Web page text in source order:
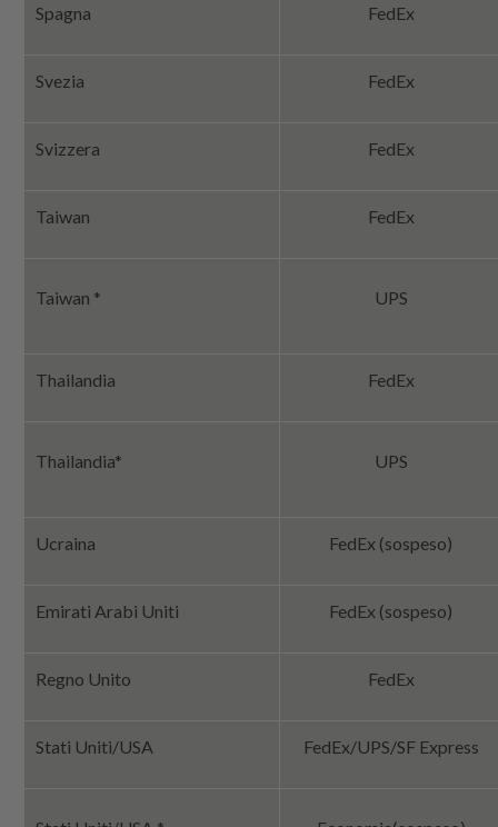
Spagna FedEx
Svezia FedEx
Svizzera FedEx
Taiwan FedEx
Taiwan * UPS
Thailandia FedEx
Thailandia* UPS
Ucraina FedEx (sospeso)
Emirati Arabi Uniti FedEx (sospeso)
Regno Unito FedEx
Stati Uniti/USA FedEx/UPS/SF Express